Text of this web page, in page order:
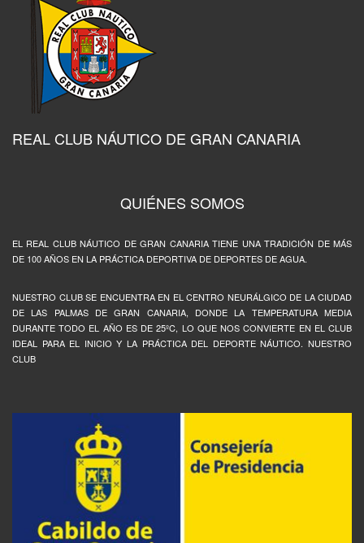
REAL CLUB NÁUTICO DE GRAN CANARIA
QUIÉNES SOMOS
EL REAL CLUB NÁUTICO DE GRAN CANARIA TIENE UNA TRADICIÓN DE MÁS
DE 100 AÑOS EN LA PRÁCTICA DEPORTIVA DE DEPORTES DE AGUA.
NUESTRO CLUB SE ENCUENTRA EN EL CENTRO NEURÁLGICO DE LA CIUDAD
DE LAS PALMAS DE GRAN CANARIA, DONDE LA TEMPERATURA MEDIA
DURANTE TODO EL AÑO ES DE 25ºC, LO QUE NOS CONVIERTE EN EL CLUB
IDEAL PARA EL INICIO Y LA PRÁCTICA DEL DEPORTE NÁUTICO. NUESTRO
CLUB